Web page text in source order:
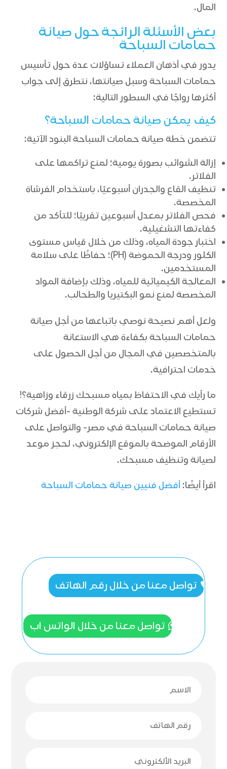
المال.
بعض الأسئلة الرائجة حول صيانة
حمامات السباحة
يدور في أذهان العملاء تساؤلات عدة حول تأسيس
حمامات السباحة وسبل صيانتها، نتطرق إلى جواب
أكثرها رواجًا في السطور التالية:
كيف يمكن صيانة حمامات السباحة؟
تتضمن خطة صيانة حمامات السباحة البنود الآتية:
إزالة الشوائب بصورة يومية؛ لمنع تراكمها على
الفلاتر.
تنظيف القاع والجدران أسبوعيًا، باستخدام الفرشاة
المخصصة.
فحص الفلاتر بمعدل أسبوعين تقريبًا؛ للتأكد من
كفاءتها التشغيلية.
اختبار جودة المياه، وذلك من خلال قياس مستوى
الكلور ودرجة الحموضة (PH)؛ حفاظًا على سلامة
المستخدمين.
المعالجة الكيميائية للمياه، وذلك بإضافة المواد
المخصصة لمنع نمو البكتيريا والطحالب.
ولعل أهم نصيحة نوصي باتباعها من أجل صيانة
حمامات السباحة بكفاءة هي الاستعانة
بالمتخصصين في المجال من أجل الحصول على
خدمات احترافية.
ما رأيك في الاحتفاظ بمياه مسبحك زرقاء وزاهية؟!
تستطيع الاعتماد على شركة الوطنية -أفضل شركات
صيانة حمامات السباحة في مصر- والتواصل على
الأرقام الموضحة بالموقع الإلكتروني، لحجز موعد
لصيانة وتنظيف مسبحك.
اقرأ أيضًا:أفضل فنيين صيانة حمامات السباحة
تواصل معنا من خلال رقم الهاتف
تواصل معنا من خلال الواتس اب